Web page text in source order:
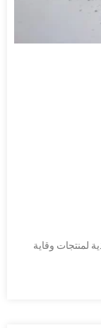
لمنتجات وقاية